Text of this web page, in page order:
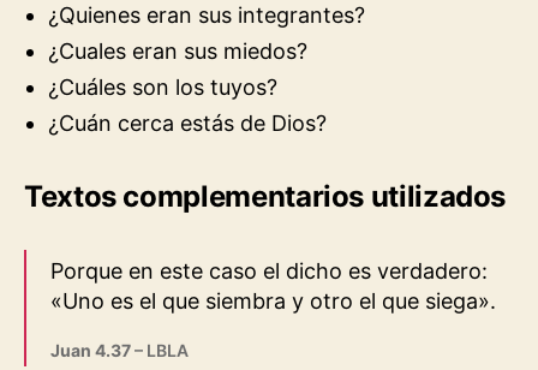
¿Quienes eran sus integrantes?
¿Cuales eran sus miedos?
¿Cuáles son los tuyos?
¿Cuán cerca estás de Dios?
Textos complementarios utilizados
Porque en este caso el dicho es verdadero:
«Uno es el que siembra y otro el que siega».
Juan 4.37– LBLA